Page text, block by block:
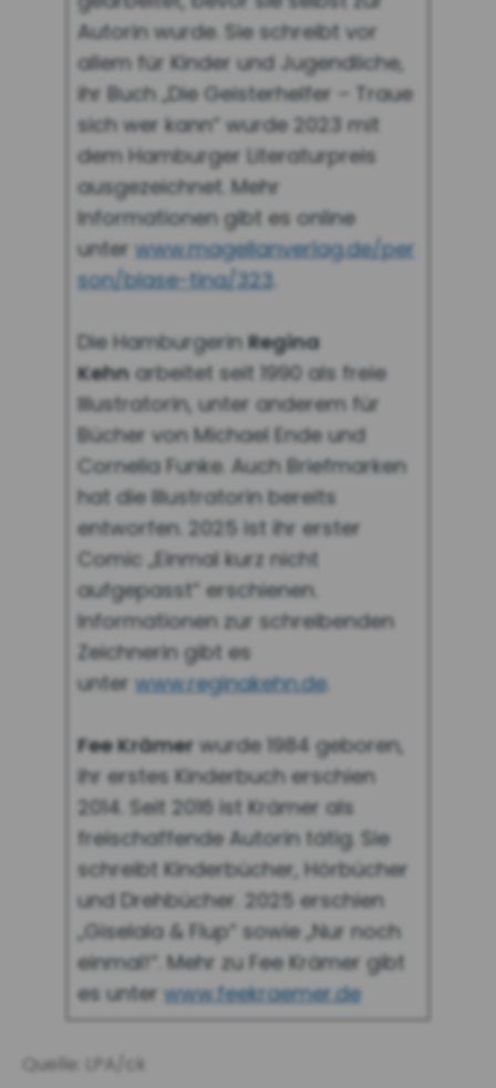
Autorin wurde. Sie schreibt vor
allem für Kinder und Jugendliche,
ihr Buch „Die Geisterhelfer – Traue
sich wer kann“ wurde 2023 mit
dem Hamburger Literaturpreis
ausgezeichnet. Mehr
Informationen gibt es online
unter www.magellanverlag.de/per
son/blase-tina/323
Die HamburgerinRegina
Kehn arbeitet seit 1990 als freie
Illustratorin, unter anderem für
Bücher von Michael Ende und
Cornelia Funke. Auch Briefmarken
hat die Illustratorin bereits
entworfen. 2025 ist ihr erster
Comic „Einmal kurz nicht
aufgepasst“ erschienen.
Informationen zur schreibenden
Zeichnerin gibt es
unter www.reginakehn.de.
Fee Krämer wurde 1984 geboren,
ihr erstes Kinderbuch erschien
2014. Seit 2016 ist Krämer als
freischaffende Autorin tätig. Sie
schreibt Kinderbücher, Hörbücher
und Drehbücher. 2025 erschien
„Giselala & Flup“ sowie „Nur noch
einmal!“. Mehr zu Fee Krämer gibt
es unter www.feekraemer.de
Quelle: LPA/ck